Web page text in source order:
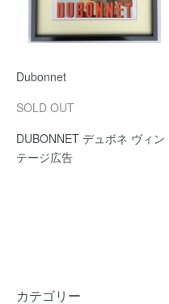
Dubonnet
SOLD OUT
DUBONNET デュボネ ヴィン
テージ広告
カテゴリー